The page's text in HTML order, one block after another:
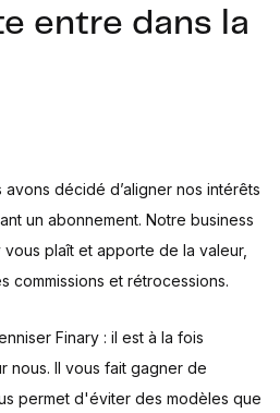
entre dans la
décidé d’aligner nos intérêts
un abonnement. Notre business
vous plaît et apporte de la valeur,
commissions et rétrocessions.
Finary : il est à la fois
nous. Il vous fait gagner de
permet d'éviter des modèles que